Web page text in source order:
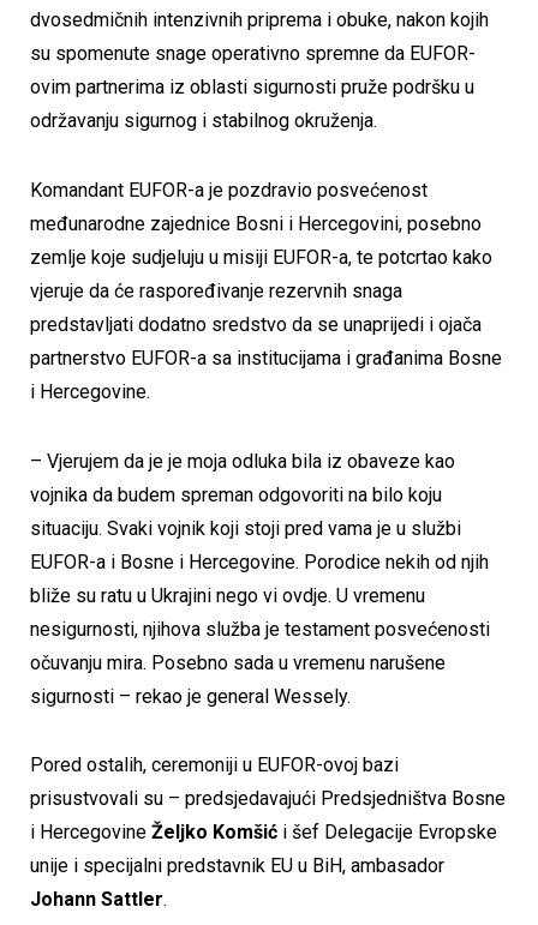
dvosedmičnih intenzivnih priprema i obuke, nakon kojih
su spomenute snage operativno spremne da EUFOR-
ovim partnerima iz oblasti sigurnosti pruže podršku u
održavanju sigurnog i stabilnog okruženja.
Komandant EUFOR-a je pozdravio posvećenost
međunarodne zajednice Bosni i Hercegovini, posebno
zemlje koje sudjeluju u misiji EUFOR-a, te potcrtao kako
vjeruje da će raspoređivanje rezervnih snaga
predstavljati dodatno sredstvo da se unaprijedi i ojača
partnerstvo EUFOR-a sa institucijama i građanima Bosne
i Hercegovine.
– Vjerujem da je je moja odluka bila iz obaveze kao
vojnika da budem spreman odgovoriti na bilo koju
situaciju. Svaki vojnik koji stoji pred vama je u službi
EUFOR-a i Bosne i Hercegovine. Porodice nekih od njih
bliže su ratu u Ukrajini nego vi ovdje. U vremenu
nesigurnosti, njihova služba je testament posvećenosti
očuvanju mira. Posebno sada u vremenu narušene
sigurnosti – rekao je general Wessely.
Pored ostalih, ceremoniji u EUFOR-ovoj bazi
prisustvovali su – predsjedavajući Predsjedništva Bosne
i Hercegovine Željko Komšić i šef Delegacije Evropske
unije i specijalni predstavnik EU u BiH, ambasador
Johann Sattler.